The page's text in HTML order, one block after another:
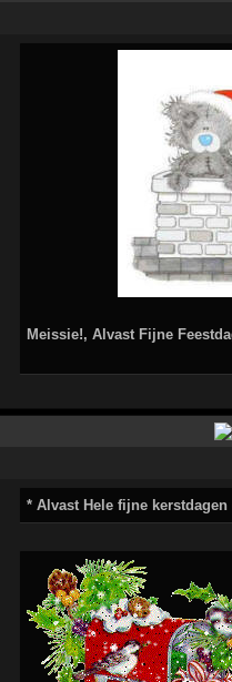
Meissie!, Alvast Fijne
* Alvast Hele fijne